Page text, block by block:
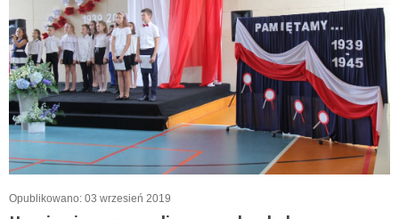
Opublikowano: 03 wrzesień 2019